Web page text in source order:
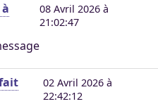
08 Avril 2026 à
21:02:47
02 Avril 2026 à
22:42:12